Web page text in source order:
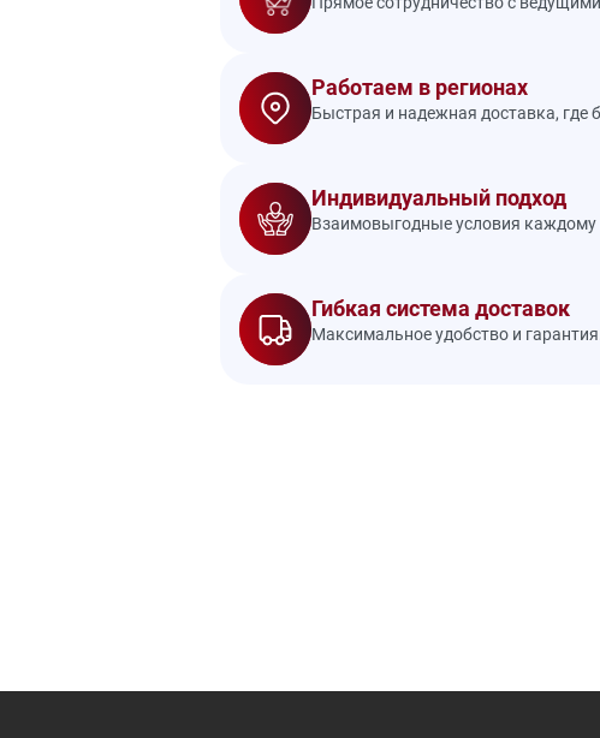
Работаем в регионах
Быстрая и надежная доставка, где
Индивидуальный подход
Взаимовыгодные условия каждому
Гибкая система доставок
Максимальное удобство и